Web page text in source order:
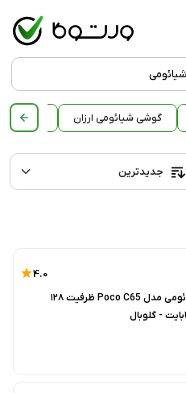
گوشی شیائومی ارزان گوشی
4.0
گوشی موبایل شیائومی مدل Poco C65 ظرفیت ۱۲۸